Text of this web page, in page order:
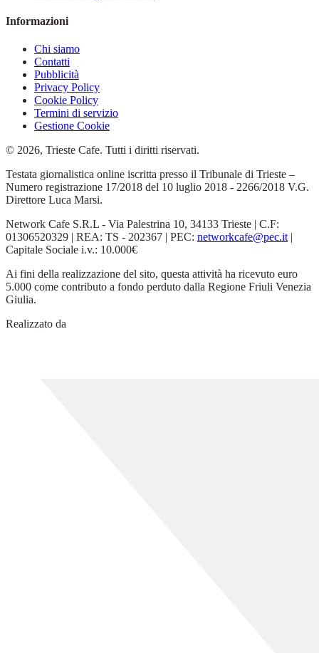
Informazioni
Chi siamo
Contatti
Pubblicità
Privacy Policy
Cookie Policy
Termini di servizio
Gestione Cookie
© 2026, Trieste Cafe. Tutti i diritti riservati.
Testata giornalistica online iscritta presso il Tribunale di Trieste –
Numero registrazione 17/2018 del 10 luglio 2018 - 2266/2018 V.G.
Direttore Luca Marsi.
Network Cafe S.R.L - Via Palestrina 10, 34133 Trieste | C.F:
01306520329 | REA: TS - 202367 | PEC: networkcafe@pec.it |
Capitale Sociale i.v.: 10.000€
Ai fini della realizzazione del sito, questa attività ha ricevuto euro
5.000 come contributo a fondo perduto dalla Regione Friuli Venezia
Giulia.
Realizzato da